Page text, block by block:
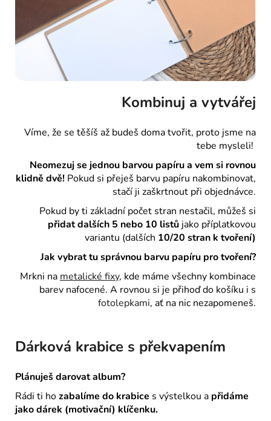
Kombinuj a vytvářej
Víme, že se těšíš až budeš doma tvořit, proto jsme na
tebe mysleli!
Neomezuj se jednou barvou papíru a vem si rovnou
klidně dvě! Pokud si přeješ barvu papíru nakombinovat,
stačí ji zaškrtnout při objednávce.
Pokud by ti základní počet stran nestačil, můžeš si
přidat dalších 5 nebo 10 listů jako příplatkovou
variantu (dalších 10/20 stran k tvoření)
Jak vybrat tu správnou barvu papíru pro tvoření?
Mrkni na metalické fixy, kde máme všechny kombinace
barev nafocené. A rovnou si je přihoď do košíku i s
fotolepkami, ať na nic nezapomeneš.
Dárková krabice s překvapením
Plánuješ darovat album?
Rádi ti hozabalíme do krabice s výstelkou a přidáme
jako dárek (motivační) klíčenku.